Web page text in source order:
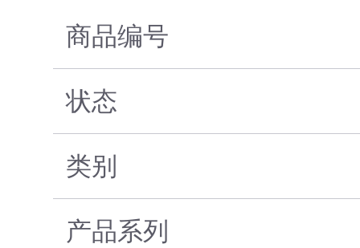
商品编号
状态
类别
产品系列